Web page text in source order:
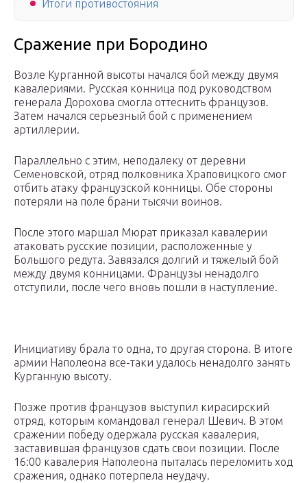
Итоги противостояния
Сражение при Бородино
Возле Курганной высоты начался бой между двумя
кавалериями. Русская конница под руководством
генерала Дорохова смогла оттеснить французов.
Затем начался серьезный бой с применением
артиллерии.
Параллельно с этим, неподалеку от деревни
Семеновской, отряд полковника Храповицкого смог
отбить атаку французской конницы. Обе стороны
потеряли на поле брани тысячи воинов.
После этого маршал Мюрат приказал кавалерии
атаковать русские позиции, расположенные у
Большого редута. Завязался долгий и тяжелый бой
между двумя конницами. Французы ненадолго
отступили, после чего вновь пошли в наступление.
Инициативу брала то одна, то другая сторона. В итоге
армии Наполеона все-таки удалось ненадолго занять
Курганную высоту.
Позже против французов выступил кирасирский
отряд, которым командовал генерал Шевич. В этом
сражении победу одержала русская кавалерия,
заставившая французов сдать свои позиции. После
16:00 кавалерия Наполеона пыталась переломить ход
сражения, однако потерпела неудачу.